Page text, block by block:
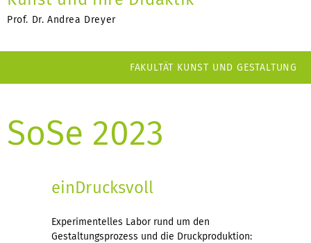
Prof. Dr. Andrea Dreyer
FAKULTÄT KUNST UND GESTALTUNG
SoSe 2023
einDrucksvoll
Experimentelles Labor rund um den
Gestaltungsprozess und die Druckproduktion: